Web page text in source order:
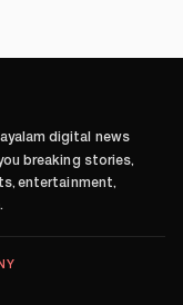
digital news
breaking stories,
entertainment,